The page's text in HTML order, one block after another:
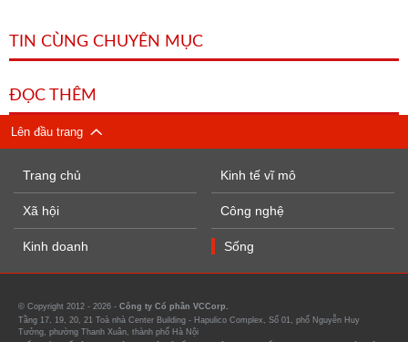
TIN CÙNG CHUYÊN MỤC
ĐỌC THÊM
Lên đầu trang
Trang chủ
Xã hội
Kinh doanh
Kinh tế vĩ mô
Công nghệ
Sống
© Copyright 2012 - 2026 - Công ty Cổ phần VCCorp.
Tầng 17, 19, 20, 21 Toà nhà Center Building - Hapulico Complex, Số 01, phố Nguyễn Huy
Tưởng, phường Thanh Xuân, thành phố Hà Nội